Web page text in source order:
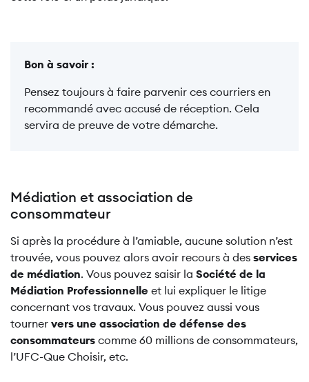
Bon à savoir :
Pensez toujours à faire parvenir ces courriers en
recommandé avec accusé de réception. Cela
servira de preuve de votre démarche.
Médiation et association de
consommateur
Si après la procédure à l’amiable, aucune solution n’est
trouvée, vous pouvez alors avoir recours à des services
de médiation. Vous pouvez saisir la Société de la
Médiation Professionnelle et lui expliquer le litige
concernant vos travaux. Vous pouvez aussi vous
tourner vers une association de défense des
consommateurs comme 60 millions de consommateurs,
l’UFC-Que Choisir, etc.